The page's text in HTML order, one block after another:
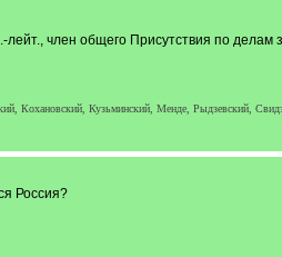
лейт., член общего Присутствия по
Кохановский, Кузьминский, Менде, Рыдзевский,
Россия?